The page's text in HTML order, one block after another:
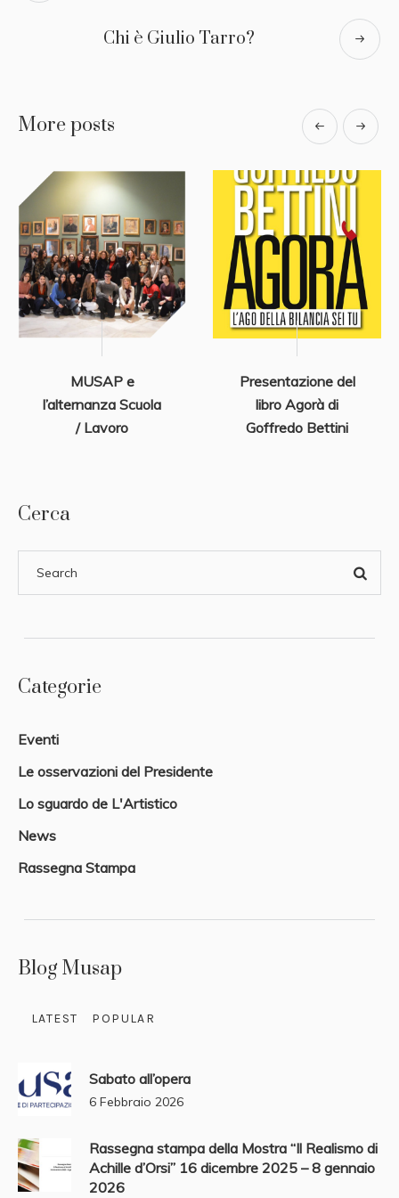
Chi è Giulio Tarro?
More posts
MUSAP e
l’alternanza Scuola
/ Lavoro
Presentazione del
libro Agorà di
Goffredo Bettini
Cerca
Categorie
Eventi
Le osservazioni del Presidente
Lo sguardo de L'Artistico
News
Rassegna Stampa
Blog Musap
LATEST POPULAR
Sabato all’opera
6 Febbraio 2026
Rassegna stampa della Mostra “Il Realismo di
Achille d’Orsi” 16 dicembre 2025 – 8 gennaio
2026